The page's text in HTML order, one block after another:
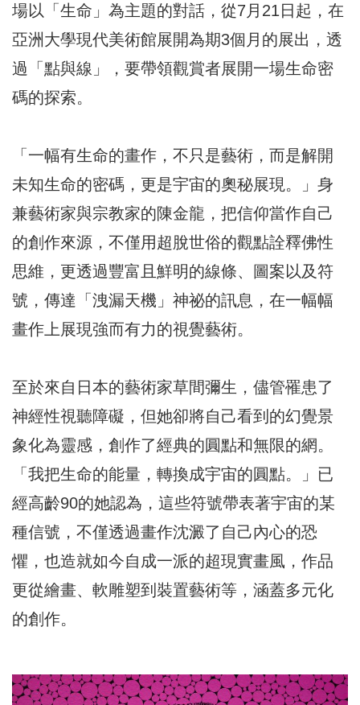
場以「生命」為主題的對話，從7月21日起，在
亞洲大學現代美術館展開為期3個月的展出，透
過「點與線」，要帶領觀賞者展開一場生命密
碼的探索。
「一幅有生命的畫作，不只是藝術，而是解開
未知生命的密碼，更是宇宙的奧秘展現。」身
兼藝術家與宗教家的陳金龍，把信仰當作自己
的創作來源，不僅用超脫世俗的觀點詮釋佛性
思維，更透過豐富且鮮明的線條、圖案以及符
號，傳達「洩漏天機」神祕的訊息，在一幅幅
畫作上展現強而有力的視覺藝術。
至於來自日本的藝術家草間彌生，儘管罹患了
神經性視聽障礙，但她卻將自己看到的幻覺景
象化為靈感，創作了經典的圓點和無限的網。
「我把生命的能量，轉換成宇宙的圓點。」已
經高齡90的她認為，這些符號帶表著宇宙的某
種信號，不僅透過畫作沈澱了自己內心的恐
懼，也造就如今自成一派的超現實畫風，作品
更從繪畫、軟雕塑到裝置藝術等，涵蓋多元化
的創作。